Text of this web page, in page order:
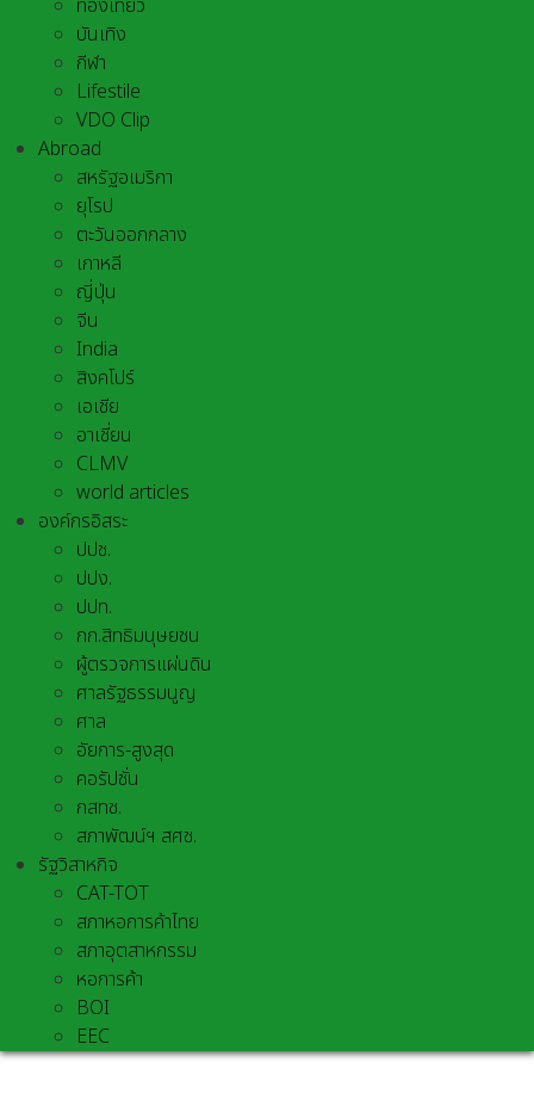
ท่องเที่ยว
บันเทิง
กีฬา
Lifestile
VDO Clip
Abroad
สหรัฐอเมริกา
ยุโรป
ตะวันออกกลาง
เกาหลี
ญี่ปุ่น
จีน
India
สิงคโปร์
เอเชีย
อาเชี่ยน
CLMV
world articles
องค์กรอิสระ
ปปช.
ปปง.
ปปท.
กก.สิทธิมนุษยชน
ผู้ตรวจการแผ่นดิน
ศาลรัฐธรรมนูญ
ศาล
อัยการ-สูงสุด
คอรัปชั่น
กสทช.
สภาพัฒน์ฯ สศช.
รัฐวิสาหกิจ
CAT-TOT
สภาหอการค้าไทย
สภาอุตสาหกรรม
หอการค้า
BOI
EEC